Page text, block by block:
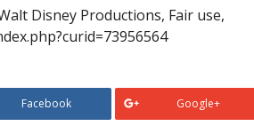
Disney Productions, Fair use,
Facebook Google+